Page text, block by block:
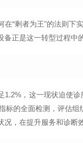
“剩者为王"的法则下
正是这一转型过程中
1.2% ，这一现状迫使
标的全面检测，评估
，在提升服务和诊断